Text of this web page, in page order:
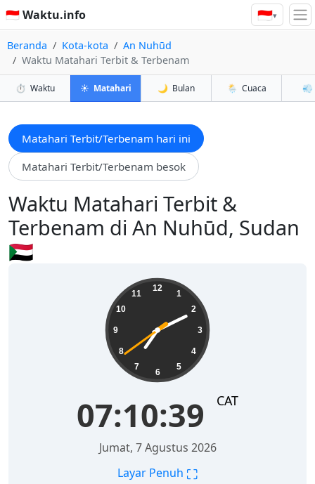
🇮🇩 Waktu.info 🇮🇩▾
Beranda Kota-kota
An Nuhūd
Waktu Matahari Terbit & Terbenam
⏱️ Waktu ☀️ Matahari 🌙 Bulan 🌦️ Cuaca 💨
Matahari Terbit/Terbenam hari ini
Matahari Terbit/Terbenam besok
Waktu Matahari Terbit &
Terbenam di An Nuhūd, Sudan
🇸🇩
12
1
2
3
4
5
6
7
8
9
10
11
07:10:40 CAT
Jumat, 7 Agustus 2026
Layar Penuh ⛶